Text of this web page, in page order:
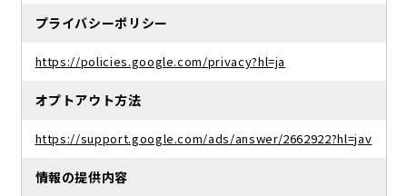
プライバシーポリシー
https://policies.google.com/privacy?hl=ja
オプトアウト方法
https://support.google.com/ads/answer/2662922?hl=jav
情報の提供内容